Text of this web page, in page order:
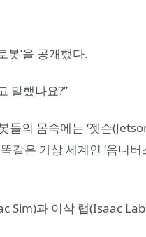
봇’을 공개했다.
말했나요?”
의 몸속에는 ‘젯슨
은 가상 세계인 ‘옴니버
Sim)과 이삭 랩(Isaac